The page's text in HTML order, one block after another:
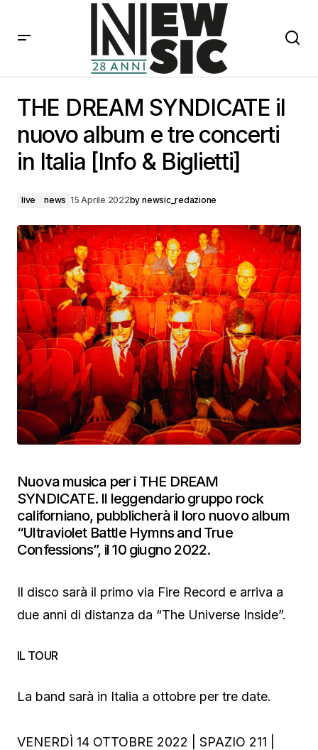
in Italia [Info & Biglietti]
THE DREAM SYNDICATE il
nuovo album e tre concerti
in Italia [Info & Biglietti]
live news 15 Aprile 2022by newsic_redazione
Nuova musica per i THE DREAM
SYNDICATE. Il leggendario gruppo rock
californiano, pubblicherà il loro nuovo album
“Ultraviolet Battle Hymns and True
Confessions”, il 10 giugno 2022.
Il disco sarà il primo via Fire Record e arriva a
due anni di distanza da “The Universe Inside”.
IL TOUR
La band sarà in Italia a ottobre per tre date.
VENERDÌ 14 OTTOBRE 2022 | SPAZIO 211 |